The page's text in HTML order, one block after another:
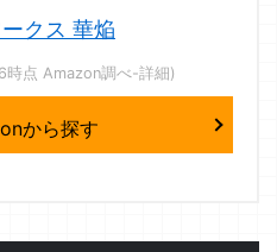
クス 華焔
点 Amazon調べ-詳細)
から探す